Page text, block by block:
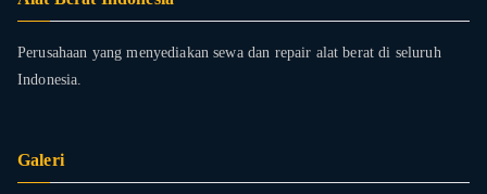
Perusahaan yang menyediakan sewa dan repair alat berat di seluruh
Indonesia.
Galeri